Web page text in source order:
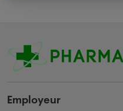
Employeur